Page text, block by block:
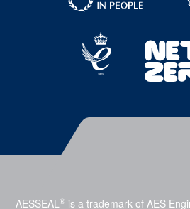
AESSEAL® is a trademark of AES